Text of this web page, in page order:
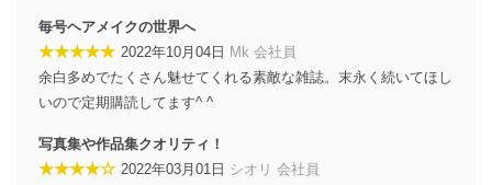
措置を講じます。
法令遵守
当社は、個人情報に関連する法令、国が定める指針及び
に、これらの法令及びその他の規範を常に適合させま
す。
毎号ヘアメイクの世界へ
★★★★★ 2022年10月04日 Mk 会社員
余白多めでたくさん魅せてくれる素敵な雑誌。末永く続いてほし
いので定期購読してます^ ^
写真集や作品集クオリティ！
★★★★☆ 2022年03月01日 シオリ 会社員